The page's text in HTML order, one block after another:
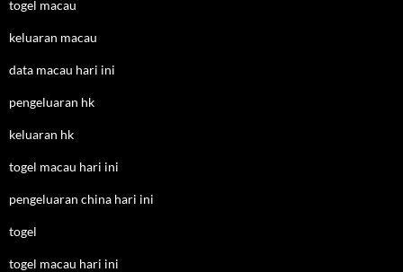
togel macau
keluaran macau
data macau hari ini
pengeluaran hk
keluaran hk
togel macau hari ini
pengeluaran china hari ini
togel
togel macau hari ini